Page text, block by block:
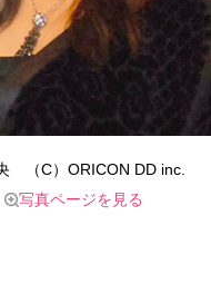
（C）ORICON DD inc.
写真ページを見る